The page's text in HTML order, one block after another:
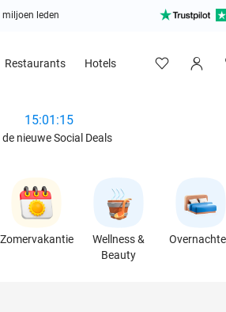
miljoen leden
Restaurants Hotels
15:01:13
nieuwe Social Deals
Zomervakantie
Wellness &
Beauty